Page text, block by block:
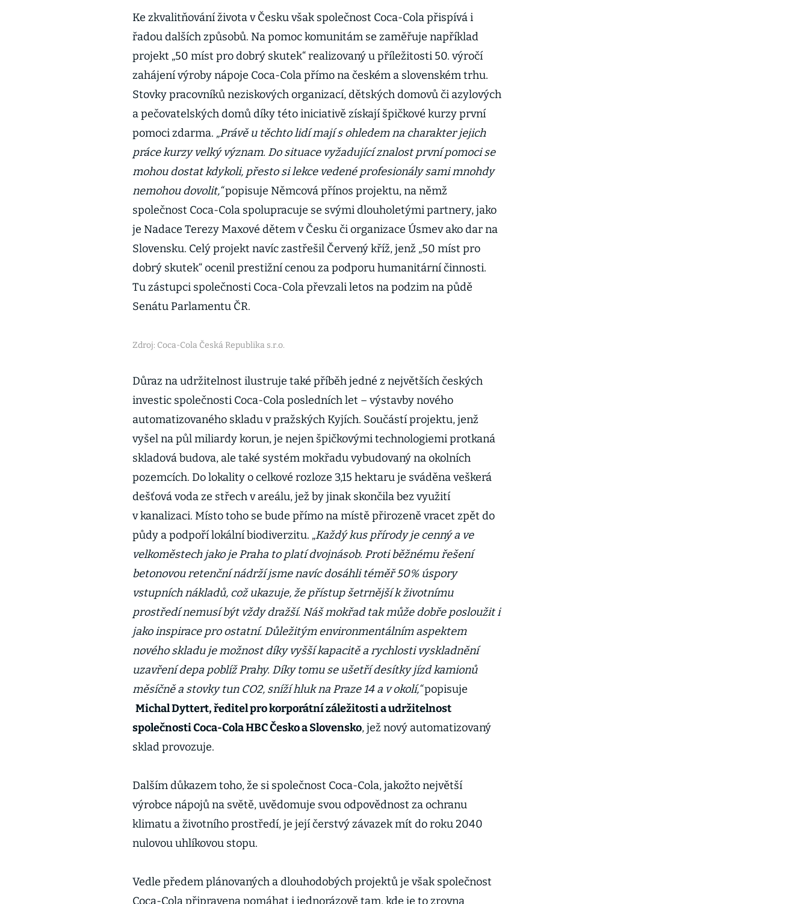
Ke zkvalitňování života v Česku však společnost Coca-Cola přispívá i
řadou dalších způsobů. Na pomoc komunitám se zaměřuje například
projekt „50 míst pro dobrý skutek“ realizovaný u příležitosti 50. výročí
zahájení výroby nápoje Coca-Cola přímo na českém a slovenském trhu.
Stovky pracovníků neziskových organizací, dětských domovů či azylových
a pečovatelských domů díky této iniciativě získají špičkové kurzy první
pomoci zdarma. „Právě u těchto lidí mají s ohledem na charakter jejich
práce kurzy velký význam. Do situace vyžadující znalost první pomoci se
mohou dostat kdykoli, přesto si lekce vedené profesionály sami mnohdy
nemohou dovolit,“popisuje Němcová přínos projektu, na němž
společnost Coca-Cola spolupracuje se svými dlouholetými partnery, jako
je Nadace Terezy Maxové dětem v Česku či organizace Úsmev ako dar na
Slovensku. Celý projekt navíc zastřešil Červený kříž, jenž „50 míst pro
dobrý skutek“ ocenil prestižní cenou za podporu humanitární činnosti.
Tu zástupci společnosti Coca-Cola převzali letos na podzim na půdě
Senátu Parlamentu ČR.
Zdroj: Coca-Cola Česká Republika s.r.o.
Důraz na udržitelnost ilustruje také příběh jedné z největších českých
investic společnosti Coca-Cola posledních let – výstavby nového
automatizovaného skladu v pražských Kyjích. Součástí projektu, jenž
vyšel na půl miliardy korun, je nejen špičkovými technologiemi protkaná
skladová budova, ale také systém mokřadu vybudovaný na okolních
pozemcích. Do lokality o celkové rozloze 3,15 hektaru je sváděna veškerá
dešťová voda ze střech v areálu, jež by jinak skončila bez využití
v kanalizaci. Místo toho se bude přímo na místě přirozeně vracet zpět do
půdy a podpoří lokální biodiverzitu. „Každý kus přírody je cenný a ve
velkoměstech jako je Praha to platí dvojnásob. Proti běžnému řešení
betonovou retenční nádrží jsme navíc dosáhli téměř 50% úspory
vstupních nákladů, což ukazuje, že přístup šetrnější k životnímu
prostředí nemusí být vždy dražší. Náš mokřad tak může dobře posloužit i
jako inspirace pro ostatní. Důležitým environmentálním aspektem
nového skladu je možnost díky vyšší kapacitě a rychlosti vyskladnění
uzavření depa poblíž Prahy. Díky tomu se ušetří desítky jízd kamionů
měsíčně a stovky tun CO2, sníží hluk na Praze 14 a v okolí,“popisuje
Michal Dyttert, ředitel pro korporátní záležitosti a udržitelnost
společnosti Coca-Cola HBC Česko a Slovensko, jež nový automatizovaný
sklad provozuje.
Dalším důkazem toho, že si společnost Coca-Cola, jakožto největší
výrobce nápojů na světě, uvědomuje svou odpovědnost za ochranu
klimatu a životního prostředí, je její čerstvý závazek mít do roku 2040
nulovou uhlíkovou stopu.
Vedle předem plánovaných a dlouhodobých projektů je však společnost
Coca-Cola připravena pomáhat i jednorázově tam, kde je to zrovna